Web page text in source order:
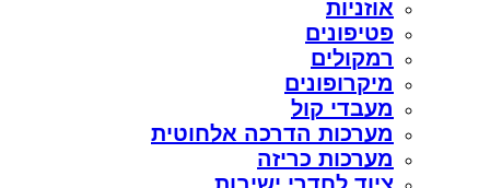
אוזניות
פטיפונים
רמקולים
מיקרופונים
מעבדי קול
מערכות הדרכה אלחוטית
מערכות כריזה